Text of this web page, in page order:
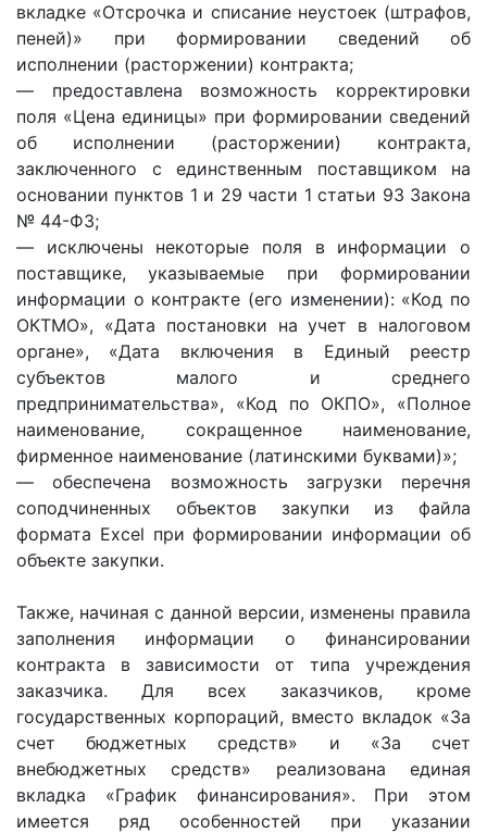
вкладке «Отсрочка и списание неустоек (штрафов,
пеней)» при формировании сведений об
исполнении (расторжении) контракта;
— предоставлена возможность корректировки
поля «Цена единицы» при формировании сведений
об исполнении (расторжении) контракта,
заключенного с единственным поставщиком на
основании пунктов 1 и 29 части 1 статьи 93 Закона
№ 44-ФЗ;
— исключены некоторые поля в информации о
поставщике, указываемые при формировании
информации о контракте (его изменении): «Код по
ОКТМО», «Дата постановки на учет в налоговом
органе», «Дата включения в Единый реестр
субъектов малого и среднего
предпринимательства», «Код по ОКПО», «Полное
наименование, сокращенное наименование,
фирменное наименование (латинскими буквами)»;
— обеспечена возможность загрузки перечня
соподчиненных объектов закупки из файла
формата Excel при формировании информации об
объекте закупки.
Также, начиная с данной версии, изменены правила
заполнения информации о финансировании
контракта в зависимости от типа учреждения
заказчика. Для всех заказчиков, кроме
государственных корпораций, вместо вкладок «За
счет бюджетных средств» и «За счет
внебюджетных средств» реализована единая
вкладка «График финансирования». При этом
имеется ряд особенностей при указании